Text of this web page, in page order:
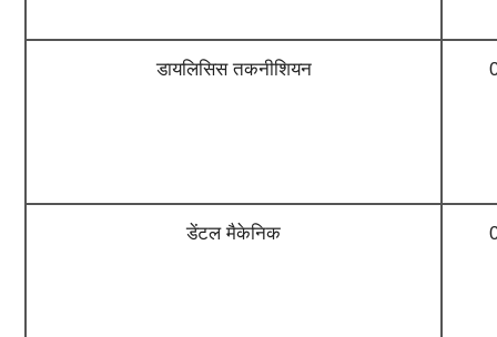
डायलिसिस तकनीशियन
डेंटल मैकेनिक